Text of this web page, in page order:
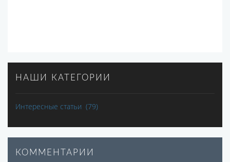
НАШИ КАТЕГОРИИ
Интересные статьи (79)
КОММЕНТАРИИ